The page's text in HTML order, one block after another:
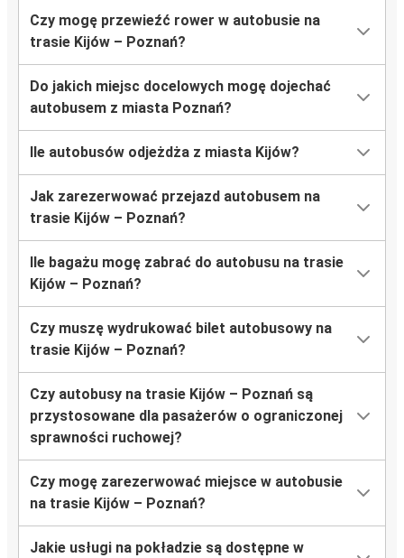
Czy mogę przewieźć rower w autobusie na
trasie Kijów – Poznań?
Do jakich miejsc docelowych mogę dojechać
autobusem z miasta Poznań?
Ile autobusów odjeżdża z miasta Kijów?
Jak zarezerwować przejazd autobusem na
trasie Kijów – Poznań?
Ile bagażu mogę zabrać do autobusu na trasie
Kijów – Poznań?
Czy muszę wydrukować bilet autobusowy na
trasie Kijów – Poznań?
Czy autobusy na trasie Kijów – Poznań są
przystosowane dla pasażerów o ograniczonej
sprawności ruchowej?
Czy mogę zarezerwować miejsce w autobusie
na trasie Kijów – Poznań?
Jakie usługi na pokładzie są dostępne w